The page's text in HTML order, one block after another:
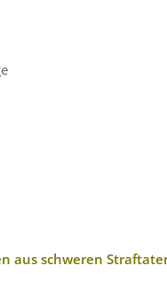
aus schweren